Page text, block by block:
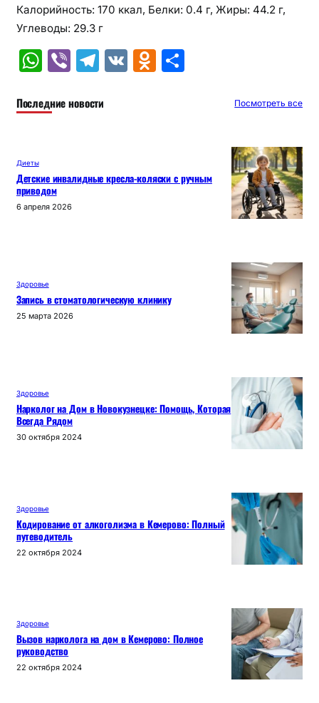
Калорийность: 170 ккал, Белки: 0.4 г, Жиры: 44.2 г,
Углеводы: 29.3 г
W
at
p
p
Vi
er
T
e
m
V O
a
О
в
Последние новости Посмотреть все
Диеты
Детские инвалидные кресла-коляски с ручным
приводом
6 апреля 2026
Здоровье
Запись в стоматологическую клинику
25 марта 2026
Здоровье
Нарколог на Дом в Новокузнецке: Помощь, Которая
Всегда Рядом
30 октября 2024
Здоровье
Кодирование от алкоголизма в Кемерово: Полный
путеводитель
22 октября 2024
Здоровье
Вызов нарколога на дом в Кемерово: Полное
руководство
22 октября 2024